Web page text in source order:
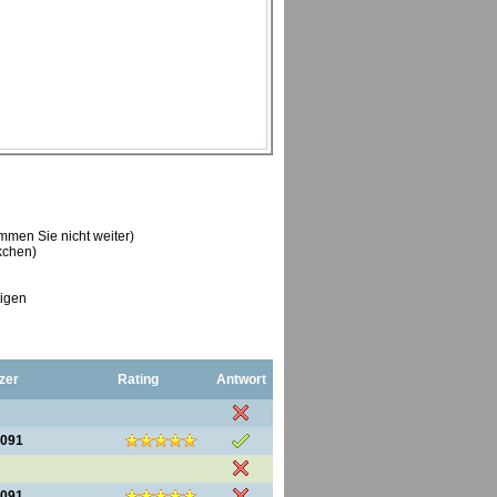
Sie nicht weiter)
Rating Antwort